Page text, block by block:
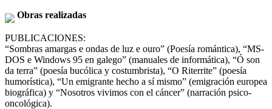
Obras realizadas
PUBLICACIONES:
“Sombras amargas e ondas de luz e ouro” (Poesía romántica), “MS-
DOS e Windows 95 en galego” (manuales de informática), “Ó son
da terra” (poesía bucólica y costumbrista), “O Riterrite” (poesía
humorística), “Un emigrante hecho a sí mismo” (emigración europea
biográfica) y “Nosotros vivimos con el cáncer” (narración psico-
oncológica).